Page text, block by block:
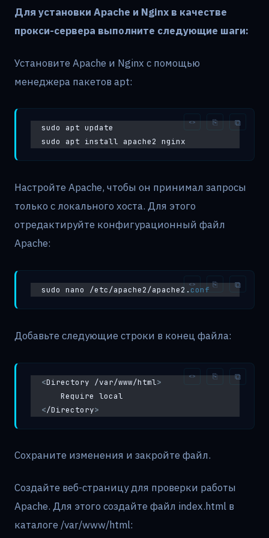
Для установки Apache и Nginx в качестве
прокси-сервера выполните следующие шаги:
Установите Apache и Nginx с помощью
менеджера пакетов apt:
sudo apt update
sudo apt install apache2 nginx
Настройте Apache, чтобы он принимал запросы
только с локального хоста. Для этого
отредактируйте конфигурационный файл
Apache:
sudo nano /etc/apache2/apache2. conf
Добавьте следующие строки в конец файла:
<Directory /var/www/html>
    Require local
</Directory>
Сохраните изменения и закройте файл.
Создайте веб-страницу для проверки работы
Apache. Для этого создайте файл index.html в
каталоге /var/www/html: